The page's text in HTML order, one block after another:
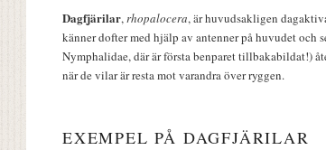
Dagfjärilar,rhopalocera, är huvudsakligen
känner dofter med hjälp av antenner på huvudet och
Nymphalidae, där är första benparet tillbakabildat!)
när de vilar är resta mot varandra över ryggen.
EXEMPEL PÅ DAGFJÄRILAR